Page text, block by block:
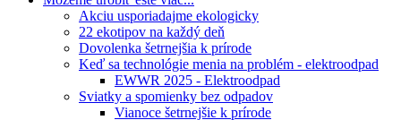
Akciu usporiadajme ekologicky
22 ekotipov na každý deň
Dovolenka šetrnejšia k prírode
Keď sa technológie menia na problém - elektroodpad
EWWR 2025 - Elektroodpad
Sviatky a spomienky bez odpadov
Vianoce šetrnejšie k prírode